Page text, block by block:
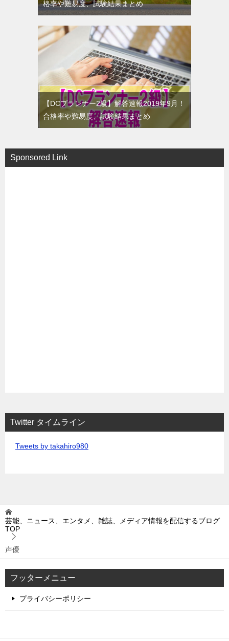
格率や難易度、試験結果まとめ
【DCプランナー2級】解答速報2019年9月！
合格率や難易度、試験結果まとめ
Sponsored Link
Twitter タイムライン
Tweets by takahiro980
芸能、ニュース、エンタメ、雑誌、メディア情報を配信するブログ
TOP
声優
フッターメニュー
プライバシーポリシー